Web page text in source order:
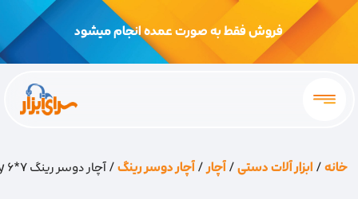
فروش فقط به صورت عمده انجام میشود
خانه/ابزار آلات دستی/آچار/آچار دوسر رینگ/ آچار دوسر رینگ 7*6 sky